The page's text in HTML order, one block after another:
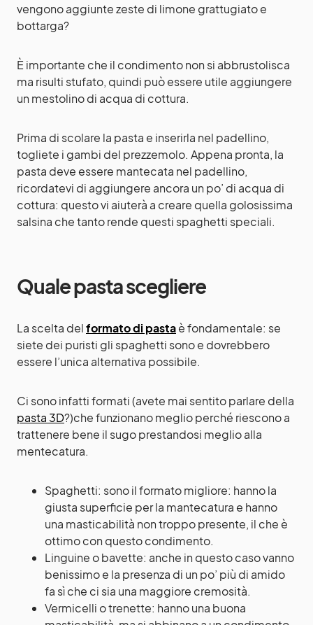
vengono aggiunte zeste di limone grattugiato e
bottarga?
È importante che il condimento non si abbrustolisca
ma risulti stufato, quindi può essere utile aggiungere
un mestolino di acqua di cottura.
Prima di scolare la pasta e inserirla nel padellino,
togliete i gambi del prezzemolo. Appena pronta, la
pasta deve essere mantecata nel padellino,
ricordatevi di aggiungere ancora un po’ di acqua di
cottura: questo vi aiuterà a creare quella golosissima
salsina che tanto rende questi spaghetti speciali.
Quale pasta scegliere
La scelta delformato di pastaè fondamentale: se
siete dei puristi gli spaghetti sono e dovrebbero
essere l’unica alternativa possibile.
Ci sono infatti formati (avete mai sentito parlare della
pasta 3D?)che funzionano meglio perché riescono a
trattenere bene il sugo prestandosi meglio alla
mentecatura.
Spaghetti: sono il formato migliore: hanno la
giusta superficie per la mantecatura e hanno
una masticabilità non troppo presente, il che è
ottimo con questo condimento.
Linguine o bavette: anche in questo caso vanno
benissimo e la presenza di un po’ più di amido
fa sì che ci sia una maggiore cremosità.
Vermicelli o trenette: hanno una buona